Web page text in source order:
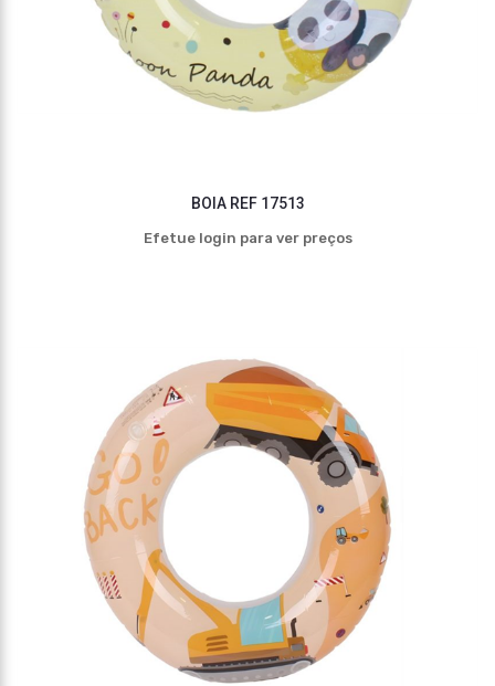
BOIA REF 17513
Efetue login para ver preços